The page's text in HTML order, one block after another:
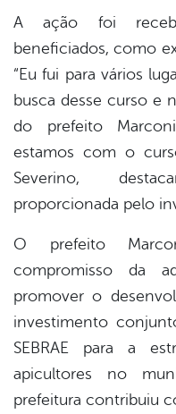
A ação foi
beneficiados, como
“Eu fui para vários
busca desse curso e
do prefeito
estamos com o
Severino,
proporcionada pelo
O prefeito
compromisso da
promover o
investimento
SEBRAE para a
apicultores no
prefeitura contribuiu